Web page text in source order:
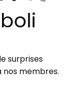
surprises
nos membres.